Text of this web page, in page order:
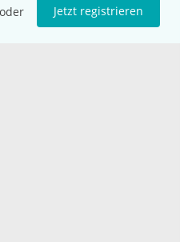
oder Jetzt registrieren
Social Media
Youtube